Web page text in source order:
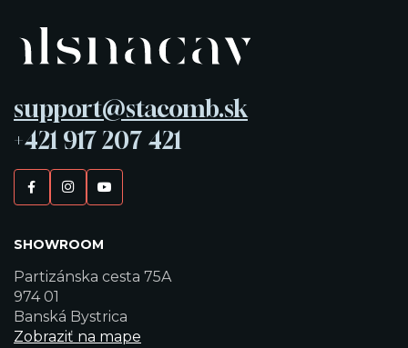
support@stacomb.sk
+421 917 207 421
SHOWROOM
Partizánska cesta 75A
974 01
Banská Bystrica
Zobraziť na mape